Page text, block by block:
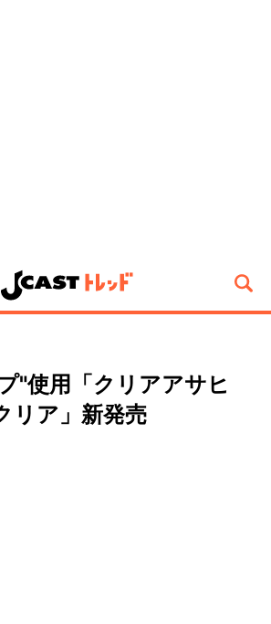
"使用「クリアアサヒ
リア」新発売